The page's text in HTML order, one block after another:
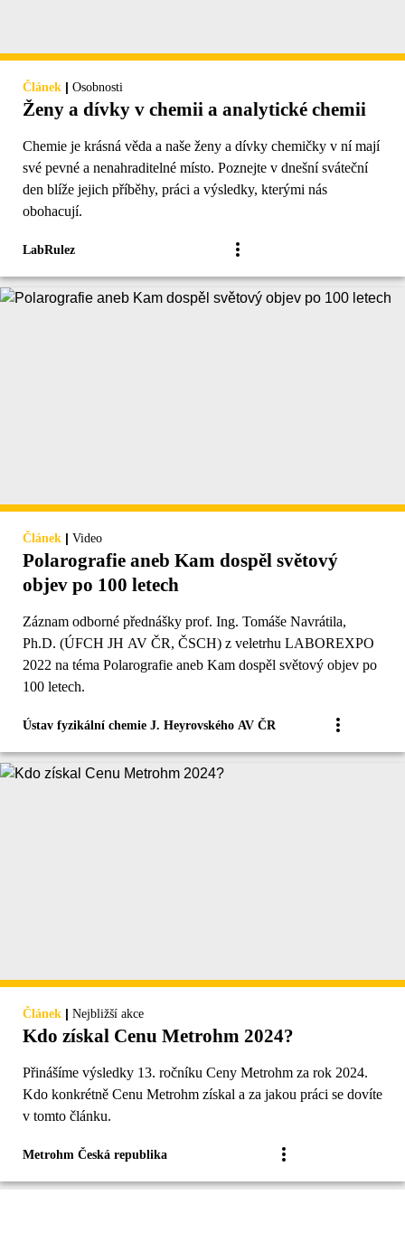
Článek | Osobnosti
Ženy a dívky v chemii a analytické chemii
Chemie je krásná věda a naše ženy a dívky chemičky v ní mají
své pevné a nenahraditelné místo. Poznejte v dnešní sváteční
den blíže jejich příběhy, práci a výsledky, kterými nás
obohacují.
LabRulez
Článek | Video
Polarografie aneb Kam dospěl světový
objev po 100 letech
Záznam odborné přednášky prof. Ing. Tomáše Navrátila,
Ph.D. (ÚFCH JH AV ČR, ČSCH) z veletrhu LABOREXPO
2022 na téma Polarografie aneb Kam dospěl světový objev po
100 letech.
Ústav fyzikální chemie J. Heyrovského AV ČR
Článek | Nejbližší akce
Kdo získal Cenu Metrohm 2024?
Přinášíme výsledky 13. ročníku Ceny Metrohm za rok 2024.
Kdo konkrétně Cenu Metrohm získal a za jakou práci se dovíte
v tomto článku.
Metrohm Česká republika